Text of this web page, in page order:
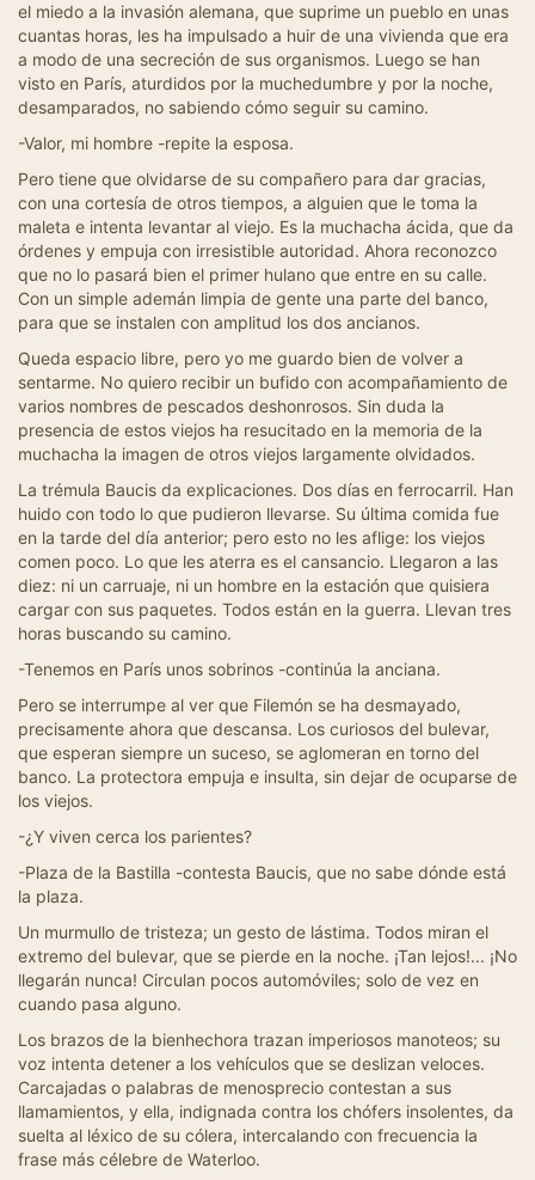
el miedo a la invasión alemana, que suprime un pueblo en unas
cuantas horas, les ha impulsado a huir de una vivienda que era
a modo de una secreción de sus organismos. Luego se han
visto en París, aturdidos por la muchedumbre y por la noche,
desamparados, no sabiendo cómo seguir su camino.
-Valor, mi hombre -repite la esposa.
Pero tiene que olvidarse de su compañero para dar gracias,
con una cortesía de otros tiempos, a alguien que le toma la
maleta e intenta levantar al viejo. Es la muchacha ácida, que da
órdenes y empuja con irresistible autoridad. Ahora reconozco
que no lo pasará bien el primer hulano que entre en su calle.
Con un simple ademán limpia de gente una parte del banco,
para que se instalen con amplitud los dos ancianos.
Queda espacio libre, pero yo me guardo bien de volver a
sentarme. No quiero recibir un bufido con acompañamiento de
varios nombres de pescados deshonrosos. Sin duda la
presencia de estos viejos ha resucitado en la memoria de la
muchacha la imagen de otros viejos largamente olvidados.
La trémula Baucis da explicaciones. Dos días en ferrocarril. Han
huido con todo lo que pudieron llevarse. Su última comida fue
en la tarde del día anterior; pero esto no les aflige: los viejos
comen poco. Lo que les aterra es el cansancio. Llegaron a las
diez: ni un carruaje, ni un hombre en la estación que quisiera
cargar con sus paquetes. Todos están en la guerra. Llevan tres
horas buscando su camino.
-Tenemos en París unos sobrinos -continúa la anciana.
Pero se interrumpe al ver que Filemón se ha desmayado,
precisamente ahora que descansa. Los curiosos del bulevar,
que esperan siempre un suceso, se aglomeran en torno del
banco. La protectora empuja e insulta, sin dejar de ocuparse de
los viejos.
-¿Y viven cerca los parientes?
-Plaza de la Bastilla -contesta Baucis, que no sabe dónde está
la plaza.
Un murmullo de tristeza; un gesto de lástima. Todos miran el
extremo del bulevar, que se pierde en la noche. ¡Tan lejos!... ¡No
llegarán nunca! Circulan pocos automóviles; solo de vez en
cuando pasa alguno.
Los brazos de la bienhechora trazan imperiosos manoteos; su
voz intenta detener a los vehículos que se deslizan veloces.
Carcajadas o palabras de menosprecio contestan a sus
llamamientos, y ella, indignada contra los chófers insolentes, da
suelta al léxico de su cólera, intercalando con frecuencia la
frase más célebre de Waterloo.